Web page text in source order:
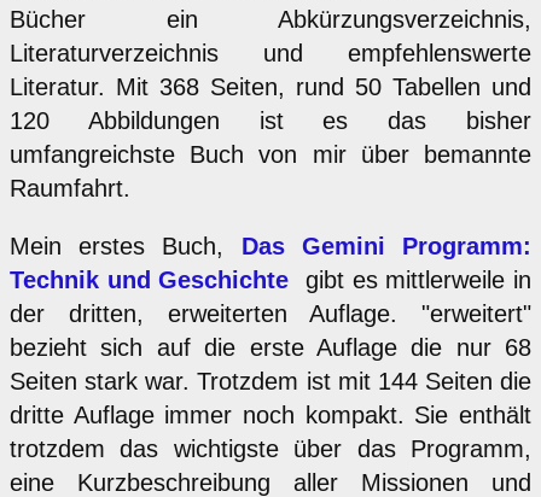
Bücher ein Abkürzungsverzeichnis,
Literaturverzeichnis und empfehlenswerte
Literatur. Mit 368 Seiten, rund 50 Tabellen und
120 Abbildungen ist es das bisher
umfangreichste Buch von mir über bemannte
Raumfahrt.
Mein erstes Buch, Das Gemini Programm:
Technik und Geschichte
gibt es mittlerweile in
der dritten, erweiterten Auflage. "erweitert"
bezieht sich auf die erste Auflage die nur 68
Seiten stark war. Trotzdem ist mit 144 Seiten die
dritte Auflage immer noch kompakt. Sie enthält
trotzdem das wichtigste über das Programm,
eine Kurzbeschreibung aller Missionen und